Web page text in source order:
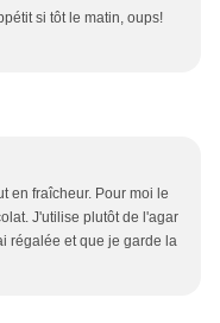
si tôt le matin, oups!
en fraîcheur. Pour moi le
J'utilise plutôt de l'agar
régalée et que je garde la